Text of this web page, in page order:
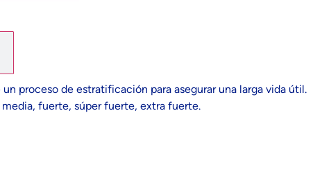
proceso de estratificación para asegurar una larga vida útil.
fuerte, súper fuerte, extra fuerte.